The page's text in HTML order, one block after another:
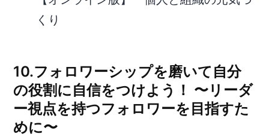
くり
10.フォロワーシップを磨いて自分
の役割に自信をつけよう！ 〜リーダ
ー視点を持つフォロワーを目指すた
めに〜